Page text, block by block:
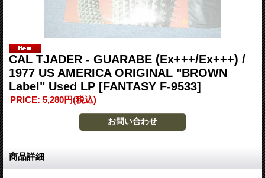
CAL TJADER - GUARABE (Ex+++/Ex+++) /
1977 US AMERICA ORIGINAL "BROWN
Label" Used LP [FANTASY F-9533]
PRICE: 5,280円(税込)
商品詳細